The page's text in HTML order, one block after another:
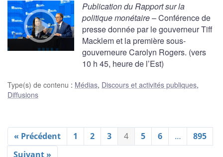
Publication du Rapport sur la
politique monétaire– Conférence de
presse donnée par le gouverneur Tiff
Macklem et la première sous-
gouverneure Carolyn Rogers. (vers
10 h 45, heure de l’Est)
Type(s) de contenu : Médias, Discours et activités publiques,
Diffusions
« Précédent 1 2 3 4 5 6 …
895
Suivant »